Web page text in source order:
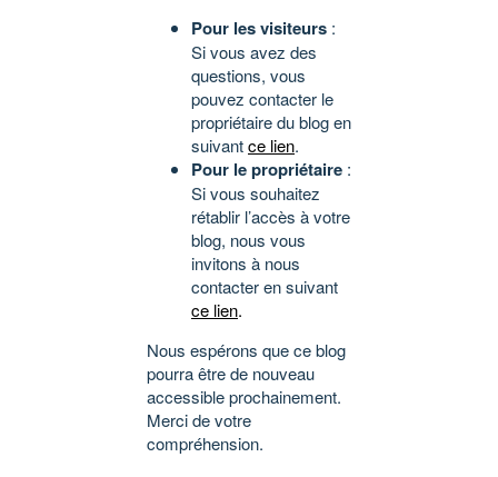
Pour les visiteurs :
Si vous avez des
questions, vous
pouvez contacter le
propriétaire du blog en
suivantce lien.
Pour le propriétaire :
Si vous souhaitez
rétablir l’accès à votre
blog, nous vous
invitons à nous
contacter en suivant
ce lien.
Nous espérons que ce blog
pourra être de nouveau
accessible prochainement.
Merci de votre
compréhension.